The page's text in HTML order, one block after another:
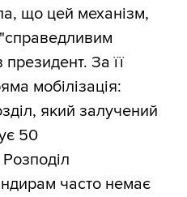
що цей механізм,
президент. За її
мобілізація:
який залучений
50
часто немає